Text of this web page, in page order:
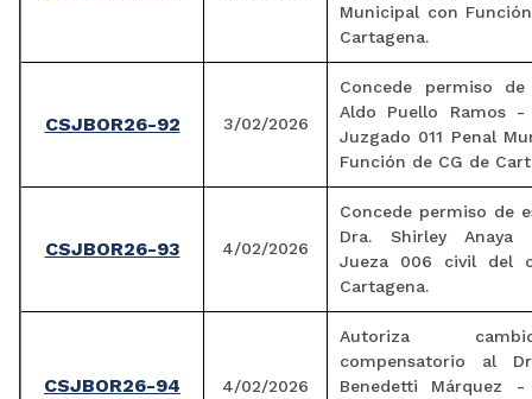
Municipal con
Cartagena.
CSJBOR26-92 3/02/2026
Concede permiso
Aldo Puello Ramos -
Juzgado 011 Penal
Función de CG de
CSJBOR26-93 4/02/2026
Concede permiso de
Dra. Shirley Anaya
Jueza 006 civil del
Cartagena.
CSJBOR26-94 4/02/2026
Autoriza
compensatorio al
Benedetti Márquez